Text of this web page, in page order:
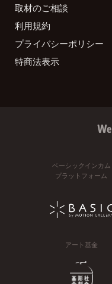
取材のご相談
利用規約
プライバシーポリシー
特商法表示
ベーシックインカム
プラットフォーム
アート基金